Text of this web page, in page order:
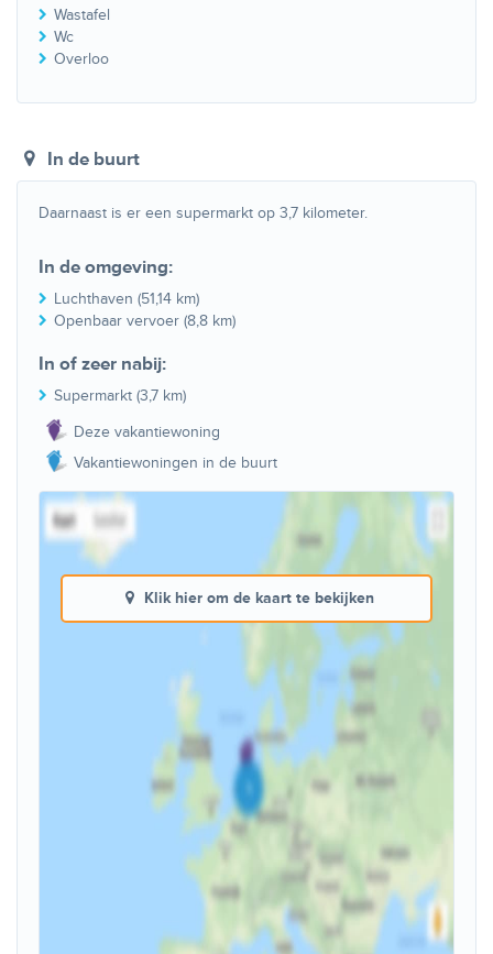
Wastafel
Wc
Overloo
In de buurt
Daarnaast is er een supermarkt op 3,7 kilometer.
In de omgeving:
Luchthaven (51,14 km)
Openbaar vervoer (8,8 km)
In of zeer nabij:
Supermarkt (3,7 km)
Deze vakantiewoning
Vakantiewoningen in de buurt
Klik hier om de kaart te bekijken